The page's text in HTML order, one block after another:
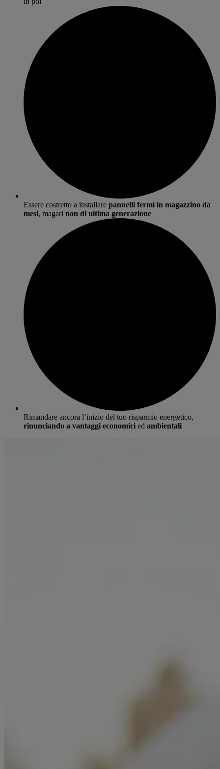
Essere costretto a installare pannelli fermi in magazzino da
mesi, magari non di ultima generazione
Rimandare ancora l’inizio del tuo risparmio energetico,
rinunciando a vantaggi economici ed ambientali